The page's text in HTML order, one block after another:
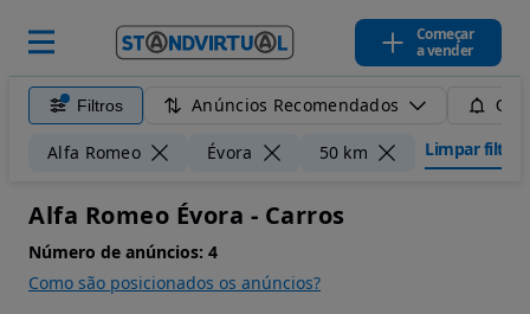
Começar
a vender
Filtros Anúncios Recomendados
Alfa Romeo Évora 50 km Limpar filtros
Alfa Romeo Évora - Carros
Número de anúncios: 4
Como são posicionados os anúncios?